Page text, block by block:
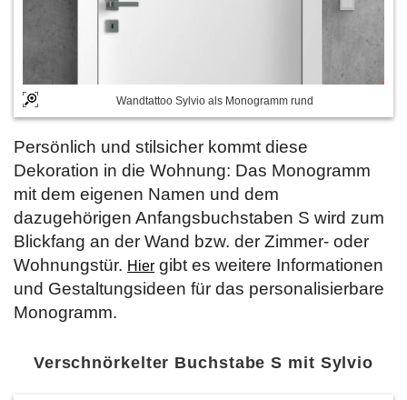
Wandtattoo Sylvio als Monogramm rund
Persönlich und stilsicher kommt diese
Dekoration in die Wohnung: Das Monogramm
mit dem eigenen Namen und dem
dazugehörigen Anfangsbuchstaben S wird zum
Blickfang an der Wand bzw. der Zimmer- oder
Wohnungstür. Hier gibt es weitere Informationen
und Gestaltungsideen für das personalisierbare
Monogramm.
Verschnörkelter Buchstabe S mit Sylvio